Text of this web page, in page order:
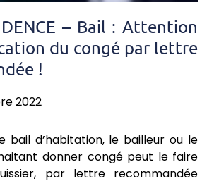
– Bail : Attention
du congé par lettre
!
2022
bail d’habitation, le bailleur ou le
donner congé peut le faire
par lettre recommandée